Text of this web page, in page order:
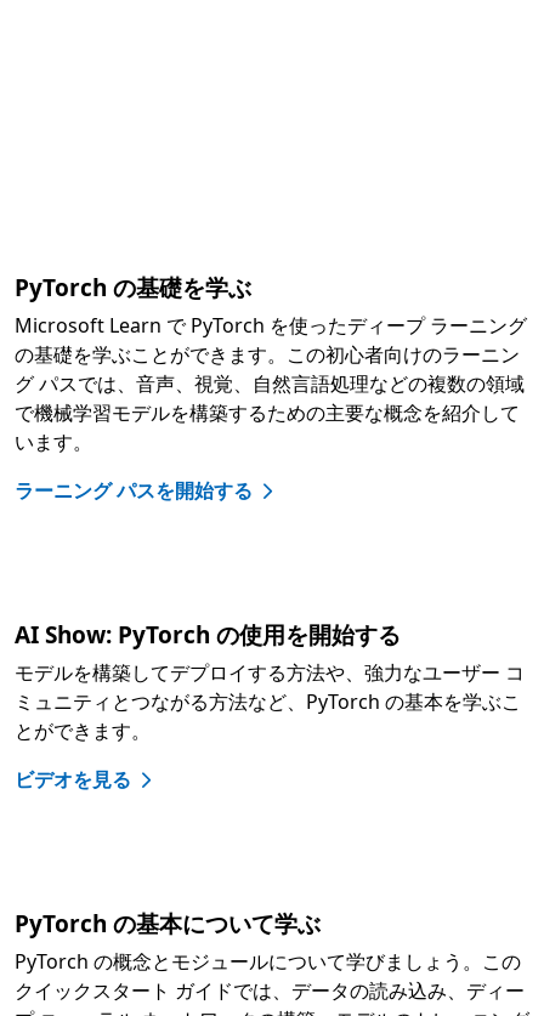
PyTorch の基礎を学ぶ
Microsoft Learn で PyTorch を使ったディープ ラーニング
の基礎を学ぶことができます。この初心者向けのラーニン
グ パスでは、音声、視覚、自然言語処理などの複数の領域
で機械学習モデルを構築するための主要な概念を紹介して
います。
ラーニング パスを開始する
AI Show: PyTorch の使用を開始する
モデルを構築してデプロイする方法や、強力なユーザー コ
ミュニティとつながる方法など、PyTorch の基本を学ぶこ
とができます。
ビデオを見る
PyTorch の基本について学ぶ
PyTorch の概念とモジュールについて学びましょう。この
クイックスタート ガイドでは、データの読み込み、ディー